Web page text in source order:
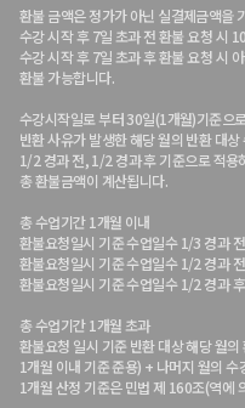
환불 금액은 정가가 아닌 실결제금액을
수강 시작 후 7일 초과 전 환불 요청 시
수강 시작 후 7일 초과 후 환불 요청 시
환불 가능합니다.
수강시작일로 부터 30일(1개월)기준으
반환 사유가 발생한 해당 월의 반환 대
1/2 경과 전, 1/2 경과 후 기준으로 적용
총 환불금액이 계산됩니다.
총 수업기간 1개월 이내
환불요청일시 기준 수업일수 1/3 경과
환불요청일시 기준 수업일수 1/2 경과
환불요청일시 기준 수업일수 1/2 경과
총 수업기간 1개월 초과
환불요청 일시 기준 반환 대상 해당 월
1개월 이내 기준 준용) + 나머지 월의 수
1개월 산정 기준은 민법 제 160조(역에